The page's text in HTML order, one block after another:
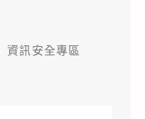
資訊安全專區